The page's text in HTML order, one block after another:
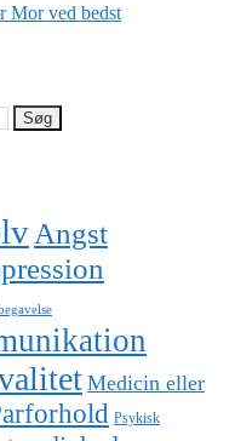
Mor ved bedst
Angst
Medicin eller
Psykisk